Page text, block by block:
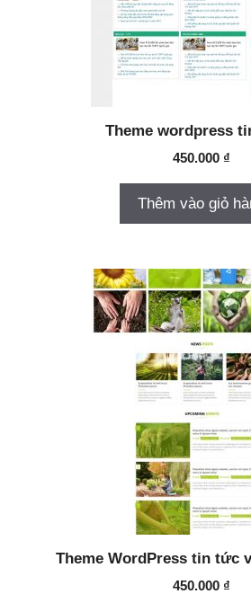
Theme wordpress
450.000 ₫
Thêm vào giỏ
Theme WordPress tin tức
450.000 ₫